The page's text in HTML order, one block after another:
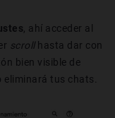
, ahí acceder al
scrollhasta dar con
bien visible de
eliminará tus chats.